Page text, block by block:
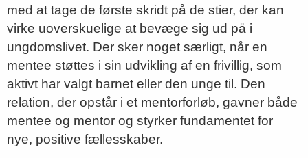
med at tage de første skridt på de stier, der kan
virke uoverskuelige at bevæge sig ud på i
ungdomslivet. Der sker noget særligt, når en
mentee støttes i sin udvikling af en frivillig, som
aktivt har valgt barnet eller den unge til. Den
relation, der opstår i et mentorforløb, gavner både
mentee og mentor og styrker fundamentet for
nye, positive fællesskaber.